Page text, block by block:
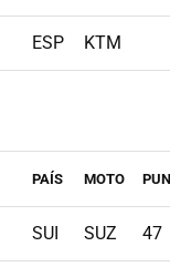
ESP KTM
PAÍS MOTO
SUI SUZ 47